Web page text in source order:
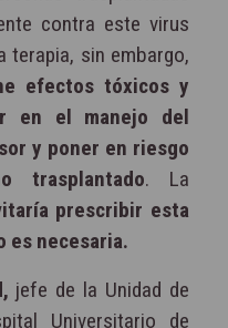
contra este virus
terapia, sin embargo,
efectos tóxicos y
en el manejo del
y poner en riesgo
trasplantado. La
prescribir esta
es necesaria.
jefe de la Unidad de
Universitario de